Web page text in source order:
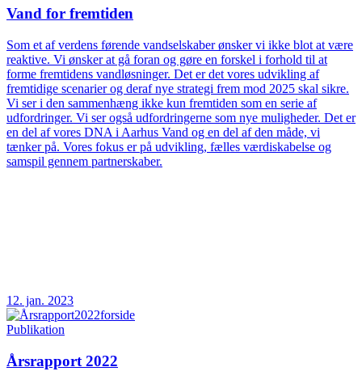
Vand for fremtiden
Som et af verdens førende vandselskaber ønsker vi ikke blot at være
reaktive. Vi ønsker at gå foran og gøre en forskel i forhold til at
forme fremtidens vandløsninger. Det er det vores udvikling af
fremtidige scenarier og deraf nye strategi frem mod 2025 skal sikre.
Vi ser i den sammenhæng ikke kun fremtiden som en serie af
udfordringer. Vi ser også udfordringerne som nye muligheder. Det er
en del af vores DNA i Aarhus Vand og en del af den måde, vi
tænker på. Vores fokus er på udvikling, fælles værdiskabelse og
samspil gennem partnerskaber.
12. jan. 2023
Publikation
Årsrapport 2022